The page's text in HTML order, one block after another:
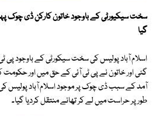
سخت سیکیورٹی کے باوجود خاتون کارکن ڈی چوک
گیا
اسلام آباد پولیس کی سخت سیکورٹی کے باوجود پی
گئی اور خاتون نے پی ٹی آئی کے حق میں اور
آمد کے سبب ڈی چوک پر موجود اسلام آباد پولیس
طور پر حراست میں لے کر تھانے منتقل کردیا گیا۔